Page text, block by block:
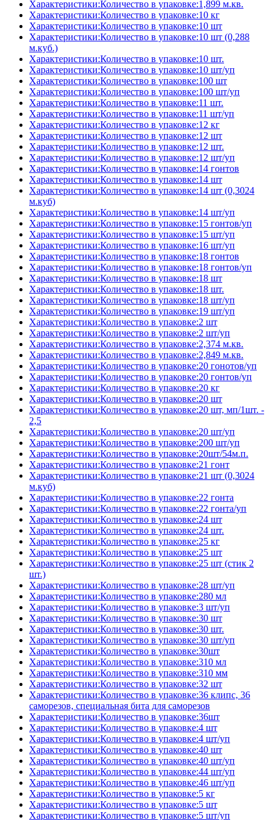
Характеристики:Количество в упаковке:1,899 м.кв.
Характеристики:Количество в упаковке:10 кг
Характеристики:Количество в упаковке:10 шт
Характеристики:Количество в упаковке:10 шт (0,288
м.куб.)
Характеристики:Количество в упаковке:10 шт.
Характеристики:Количество в упаковке:10 шт/уп
Характеристики:Количество в упаковке:100 шт
Характеристики:Количество в упаковке:100 шт/уп
Характеристики:Количество в упаковке:11 шт.
Характеристики:Количество в упаковке:11 шт/уп
Характеристики:Количество в упаковке:12 кг
Характеристики:Количество в упаковке:12 шт
Характеристики:Количество в упаковке:12 шт.
Характеристики:Количество в упаковке:12 шт/уп
Характеристики:Количество в упаковке:14 гонтов
Характеристики:Количество в упаковке:14 шт
Характеристики:Количество в упаковке:14 шт (0,3024
м.куб)
Характеристики:Количество в упаковке:14 шт/уп
Характеристики:Количество в упаковке:15 гонтов/уп
Характеристики:Количество в упаковке:15 шт/уп
Характеристики:Количество в упаковке:16 шт/уп
Характеристики:Количество в упаковке:18 гонтов
Характеристики:Количество в упаковке:18 гонтов/уп
Характеристики:Количество в упаковке:18 шт
Характеристики:Количество в упаковке:18 шт.
Характеристики:Количество в упаковке:18 шт/уп
Характеристики:Количество в упаковке:19 шт/уп
Характеристики:Количество в упаковке:2 шт
Характеристики:Количество в упаковке:2 шт/уп
Характеристики:Количество в упаковке:2,374 м.кв.
Характеристики:Количество в упаковке:2,849 м.кв.
Характеристики:Количество в упаковке:20 гонотов/уп
Характеристики:Количество в упаковке:20 гонтов/уп
Характеристики:Количество в упаковке:20 кг
Характеристики:Количество в упаковке:20 шт
Характеристики:Количество в упаковке:20 шт, мп/1шт. -
2,5
Характеристики:Количество в упаковке:20 шт/уп
Характеристики:Количество в упаковке:200 шт/уп
Характеристики:Количество в упаковке:20шт/54м.п.
Характеристики:Количество в упаковке:21 гонт
Характеристики:Количество в упаковке:21 шт (0,3024
м.куб)
Характеристики:Количество в упаковке:22 гонта
Характеристики:Количество в упаковке:22 гонта/уп
Характеристики:Количество в упаковке:24 шт
Характеристики:Количество в упаковке:24 шт.
Характеристики:Количество в упаковке:25 кг
Характеристики:Количество в упаковке:25 шт
Характеристики:Количество в упаковке:25 шт (стик 2
шт.)
Характеристики:Количество в упаковке:28 шт/уп
Характеристики:Количество в упаковке:280 мл
Характеристики:Количество в упаковке:3 шт/уп
Характеристики:Количество в упаковке:30 шт
Характеристики:Количество в упаковке:30 шт.
Характеристики:Количество в упаковке:30 шт/уп
Характеристики:Количество в упаковке:30шт
Характеристики:Количество в упаковке:310 мл
Характеристики:Количество в упаковке:310 мм
Характеристики:Количество в упаковке:32 шт
Характеристики:Количество в упаковке:36 клипс, 36
саморезов, специальная бита для саморезов
Характеристики:Количество в упаковке:36шт
Характеристики:Количество в упаковке:4 шт
Характеристики:Количество в упаковке:4 шт/уп
Характеристики:Количество в упаковке:40 шт
Характеристики:Количество в упаковке:40 шт/уп
Характеристики:Количество в упаковке:44 шт/уп
Характеристики:Количество в упаковке:46 шт/уп
Характеристики:Количество в упаковке:5 кг
Характеристики:Количество в упаковке:5 шт
Характеристики:Количество в упаковке:5 шт/уп